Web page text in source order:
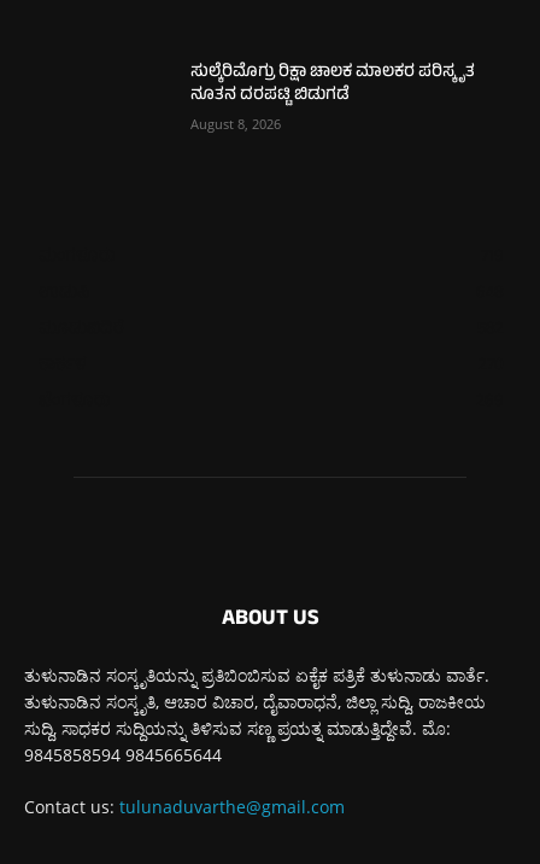
ಸುಲ್ಕೆರಿಮೊಗ್ರು ರಿಕ್ಷಾ ಚಾಲಕ ಮಾಲಕರ ಪರಿಸ್ಕೃತ
ನೂತನ ದರಪಟ್ಟಿ ಬಿಡುಗಡೆ
August 8, 2026
ABOUT US
ತುಳುನಾಡಿನ ಸಂಸ್ಕೃತಿಯನ್ನು ಪ್ರತಿಬಿಂಬಿಸುವ ಏಕೈಕ ಪತ್ರಿಕೆ ತುಳುನಾಡು ವಾರ್ತೆ.
ತುಳುನಾಡಿನ ಸಂಸ್ಕೃತಿ, ಆಚಾರ ವಿಚಾರ, ದೈವಾರಾಧನೆ, ಜಿಲ್ಲಾ ಸುದ್ದಿ, ರಾಜಕೀಯ
ಸುದ್ದಿ, ಸಾಧಕರ ಸುದ್ದಿಯನ್ನು ತಿಳಿಸುವ ಸಣ್ಣ ಪ್ರಯತ್ನ ಮಾಡುತ್ತಿದ್ದೇವೆ. ಮೊ:
9845858594 9845665644
Contact us: tulunaduvarthe@gmail.com